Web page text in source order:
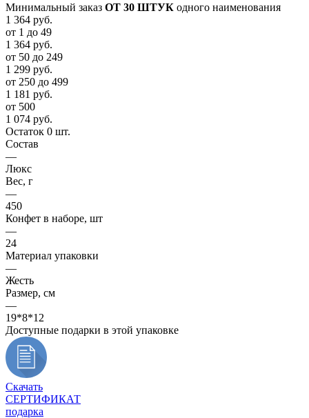
Минимальный заказ ОТ 30 ШТУК одного наименования
1 364 руб.
от 1 до 49
1 364 руб.
от 50 до 249
1 299 руб.
от 250 до 499
1 181 руб.
от 500
1 074 руб.
Остаток 0 шт.
Состав
—
Люкс
Вес, г
—
450
Конфет в наборе, шт
—
24
Материал упаковки
—
Жесть
Размер, см
—
19*8*12
Доступные подарки в этой упаковке
Скачать
СЕРТИФИКАТ
подарка